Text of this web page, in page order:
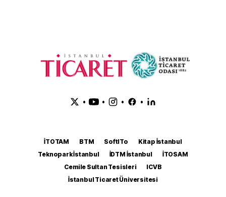
• • • •
İTOTAM BTM SoftITo
Kitap İstanbul
Teknopark İstanbul
İDTM İstanbul
İTOSAM
Cemile Sultan Tesisleri
ICVB
İstanbul Ticaret Üniversitesi